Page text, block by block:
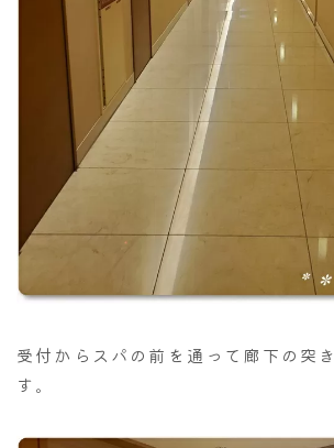
受付からスパの前を通って廊下の突
す。